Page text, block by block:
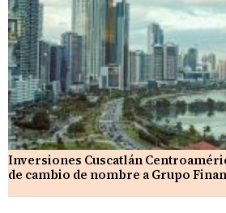
Inversiones Cuscatlán
de cambio de nombre a Grupo